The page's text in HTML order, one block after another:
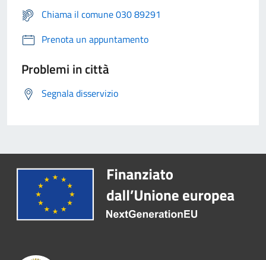
Chiama il comune 030 89291
Prenota un appuntamento
Problemi in città
Segnala disservizio